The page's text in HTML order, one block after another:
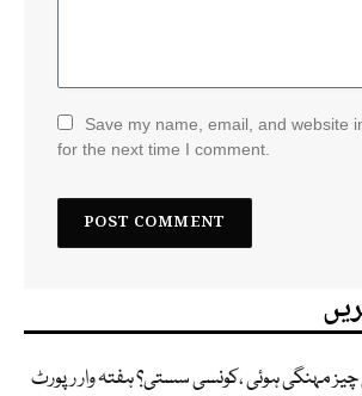
Save my name, email, and website
for the next time I comment.
مہنگی ہوئی ،کونسی سستی؟ ہفتہ وار رپورٹ